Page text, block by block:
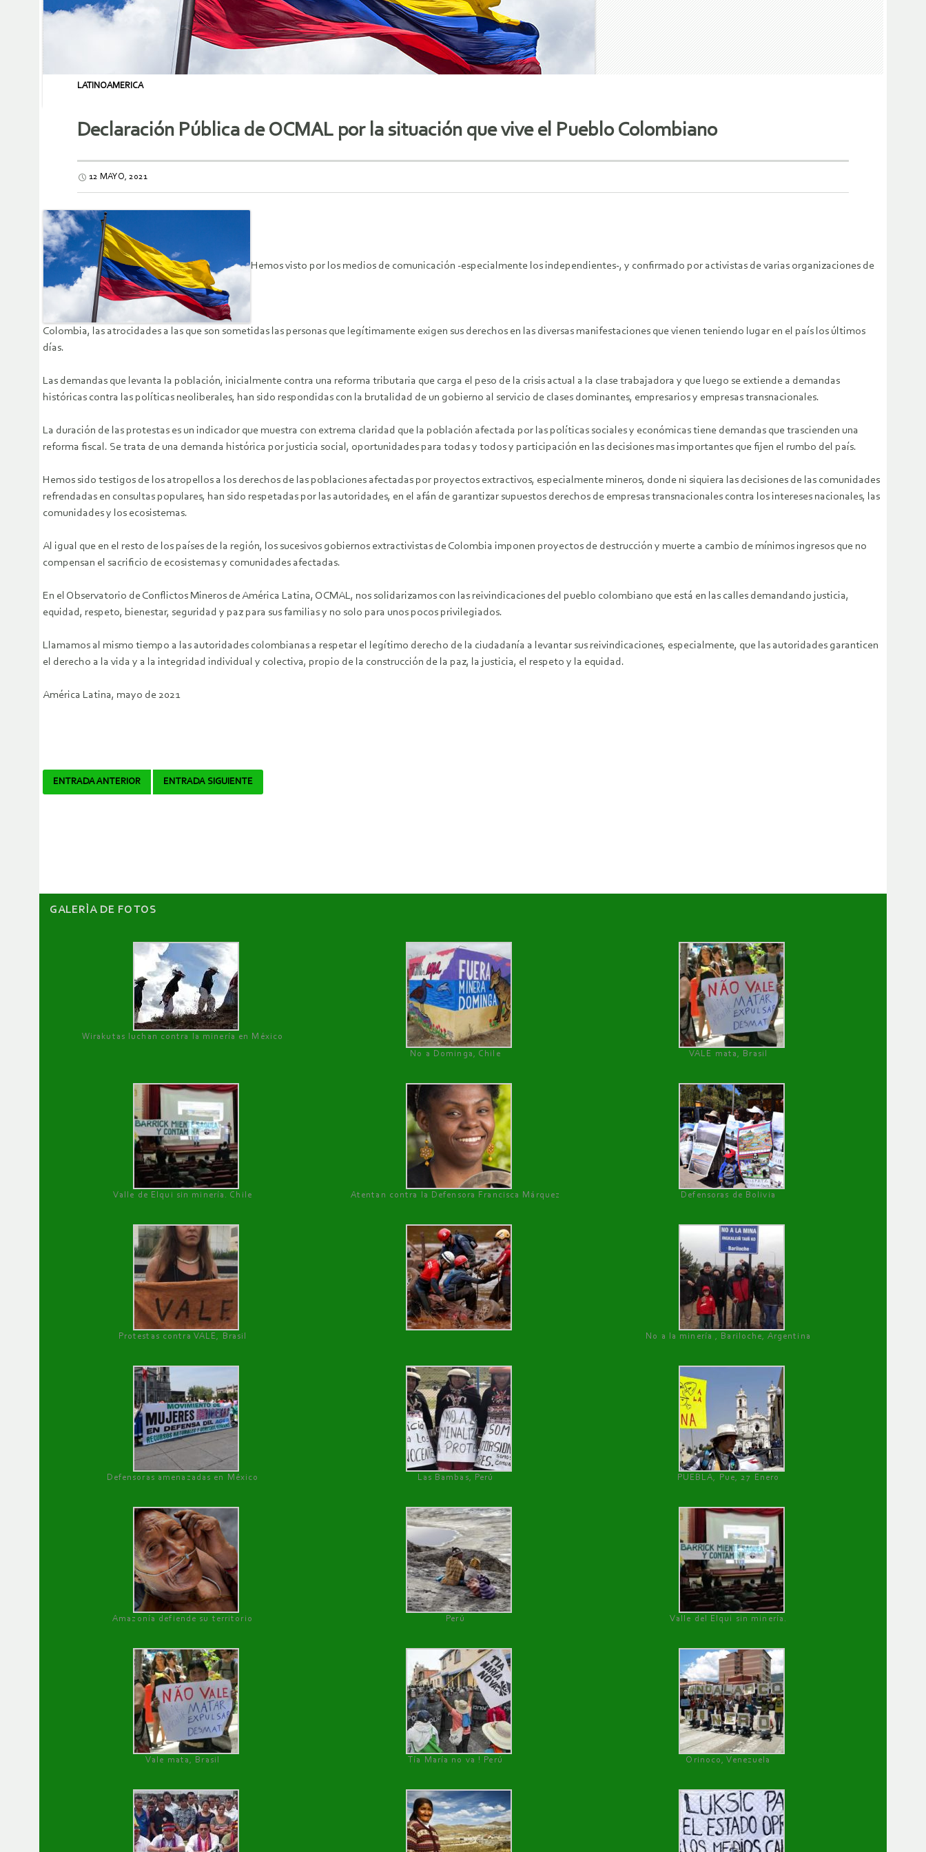
LATINOAMERICA
Declaración Pública de OCMAL por la situación que vive el Pueblo Colombiano
12 MAYO, 2021
Hemos visto por los medios de comunicación -especialmente los independientes-, y confirmado por activistas de varias organizaciones de
Colombia, las atrocidades a las que son sometidas las personas que legítimamente exigen sus derechos en las diversas manifestaciones que vienen teniendo lugar en el país los últimos
días.
Las demandas que levanta la población, inicialmente contra una reforma tributaria que carga el peso de la crisis actual a la clase trabajadora y que luego se extiende a demandas
históricas contra las políticas neoliberales, han sido respondidas con la brutalidad de un gobierno al servicio de clases dominantes, empresarios y empresas transnacionales.
La duración de las protestas es un indicador que muestra con extrema claridad que la población afectada por las políticas sociales y económicas tiene demandas que trascienden una
reforma fiscal. Se trata de una demanda histórica por justicia social, oportunidades para todas y todos y participación en las decisiones mas importantes que fijen el rumbo del país.
Hemos sido testigos de los atropellos a los derechos de las poblaciones afectadas por proyectos extractivos, especialmente mineros, donde ni siquiera las decisiones de las comunidades
refrendadas en consultas populares, han sido respetadas por las autoridades, en el afán de garantizar supuestos derechos de empresas transnacionales contra los intereses nacionales, las
comunidades y los ecosistemas.
Al igual que en el resto de los países de la región, los sucesivos gobiernos extractivistas de Colombia imponen proyectos de destrucción y muerte a cambio de mínimos ingresos que no
compensan el sacrificio de ecosistemas y comunidades afectadas.
En el Observatorio de Conflictos Mineros de América Latina, OCMAL, nos solidarizamos con las reivindicaciones del pueblo colombiano que está en las calles demandando justicia,
equidad, respeto, bienestar, seguridad y paz para sus familias y no solo para unos pocos privilegiados.
Llamamos al mismo tiempo a las autoridades colombianas a respetar el legítimo derecho de la ciudadanía a levantar sus reivindicaciones, especialmente, que las autoridades garanticen
el derecho a la vida y a la integridad individual y colectiva, propio de la construcción de la paz, la justicia, el respeto y la equidad.
América Latina, mayo de 2021
Navegador
ENTRADA ANTERIOR ENTRADA SIGUIENTE
GALERÌA DE FOTOS
Wirakutas luchan contra la minería en México
No a Dominga, Chile
VALE mata, Brasil
Valle de Elqui sin minería. Chile Atentan contra la Defensora Francisca Márquez Defensoras de Bolivia
Protestas contra VALE, Brasil No a la minería , Bariloche, Argentina
Defensoras amenazadas en México Las Bambas, Perú PUEBLA, Pue, 27 Enero
Amazonía defiende su territorio Perú Valle del Elqui sin minería.
Vale mata, Brasil Tía María no va ! Perú Orinoco, Venezuela